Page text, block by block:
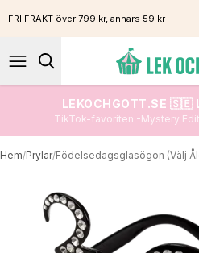
FRI FRAKT över 799 kr, annars 59 kr
LEKOCHGOTT.SE 🇸🇪
TikTok-favoriten -Mystery
Hem/Prylar/Födelsedagsglasögon (Välj